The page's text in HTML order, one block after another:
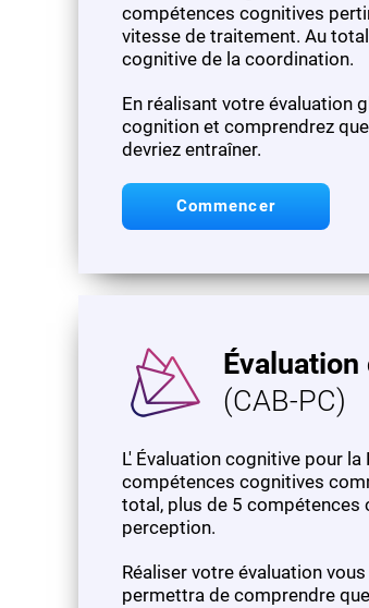
compétences cognitives
vitesse de traitement. Au
cognitive de la coordination.
En réalisant votre évaluation
cognition et comprendrez
devriez entraîner.
Commencer
(CAB-PC)
L' Évaluation cognitive pour
compétences cognitives
total, plus de 5 compétences
perception.
Réaliser votre évaluation
permettra de comprendre